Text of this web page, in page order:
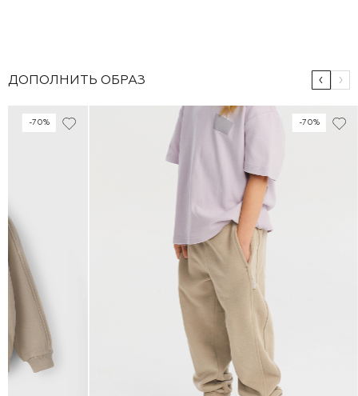
ДОПОЛНИТЬ ОБРАЗ
-70% -70%